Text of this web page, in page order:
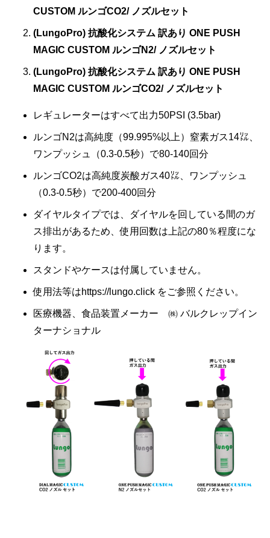
CUSTOM ルンゴCO2/ ノズルセット
(LungoPro) 抗酸化システム 訳あり ONE PUSH
MAGIC CUSTOM ルンゴN2/ ノズルセット
(LungoPro) 抗酸化システム 訳あり ONE PUSH
MAGIC CUSTOM ルンゴCO2/ ノズルセット
レギュレーターはすべて出力50PSI (3.5bar)
ルンゴN2は高純度（99.995%以上）窒素ガス14㍑、
ワンプッシュ（0.3-0.5秒）で80-140回分
ルンゴCO2は高純度炭酸ガス40㍑、ワンプッシュ
（0.3-0.5秒）で200-400回分
ダイヤルタイプでは、ダイヤルを回している間のガ
ス排出があるため、使用回数は上記の80％程度にな
ります。
スタンドやケースは付属していません。
使用法等はhttps://lungo.click をご参照ください。
医療機器、食品装置メーカー ㈱ バルクレップイン
ターナショナル